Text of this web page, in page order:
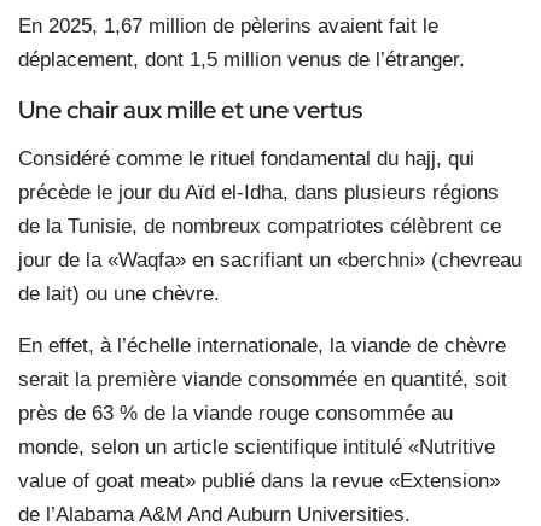
En 2025, 1,67 million de pèlerins avaient fait le
déplacement, dont 1,5 million venus de l’étranger.
Une chair aux mille et une vertus
Considéré comme le rituel fondamental du hajj, qui
précède le jour du Aïd el-Idha, dans plusieurs régions
de la Tunisie, de nombreux compatriotes célèbrent ce
jour de la «Waqfa» en sacrifiant un «berchni» (chevreau
de lait) ou une chèvre.
En effet, à l’échelle internationale, la viande de chèvre
serait la première viande consommée en quantité, soit
près de 63 % de la viande rouge consommée au
monde, selon un article scientifique intitulé «Nutritive
value of goat meat» publié dans la revue «Extension»
de l’Alabama A&M And Auburn Universities.